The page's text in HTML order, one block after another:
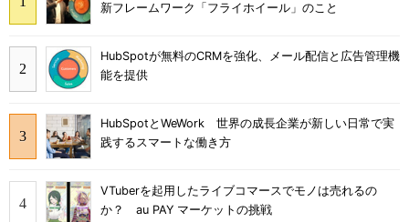
新フレームワーク「フライホイール」のこと
HubSpotが無料のCRMを強化、メール配信と広告管理機
能を提供
HubSpotとWeWork 世界の成長企業が新しい日常で実
践するスマートな働き方
VTuberを起用したライブコマースでモノは売れるの
か？ au PAY マーケットの挑戦